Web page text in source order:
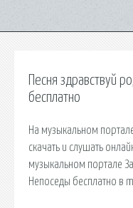
Песня здравствуй
бесплатно
На музыкальном
скачать и слушать
музыкальном портале
Непоседы бесплатно в